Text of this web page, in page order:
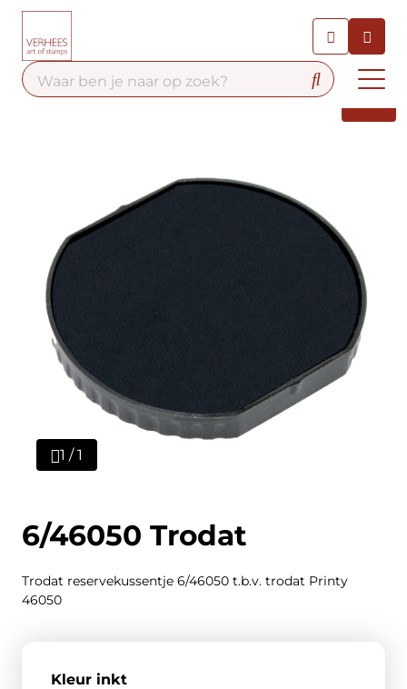
Contact
1 / 1
6/46050 Trodat
Trodat reservekussentje 6/46050 t.b.v. trodat Printy
46050
Kleur inkt